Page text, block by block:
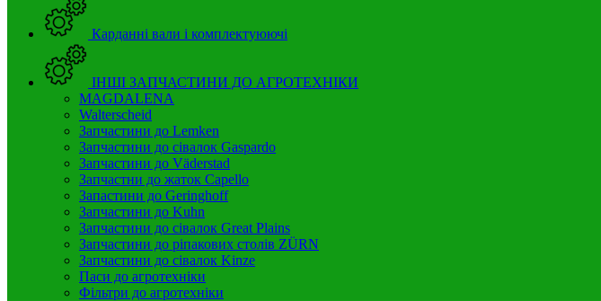
Карданні вали і комплектуюючі
ІНШІ ЗАПЧАСТИНИ ДО АГРОТЕХНІКИ
MAGDALENA
Walterscheid
Запчастини до Lemken
Запчастини до сівалок Gaspardo
Запчастини до Väderstad
Запчастни до жаток Capello
Запастини до Geringhoff
Запчастини до Kuhn
Запчастини до сівалок Great Plains
Запчастини до ріпакових столів ZÜRN
Запчастини до сівалок Kinze
Паси до агротехніки
Фільтри до агротехніки